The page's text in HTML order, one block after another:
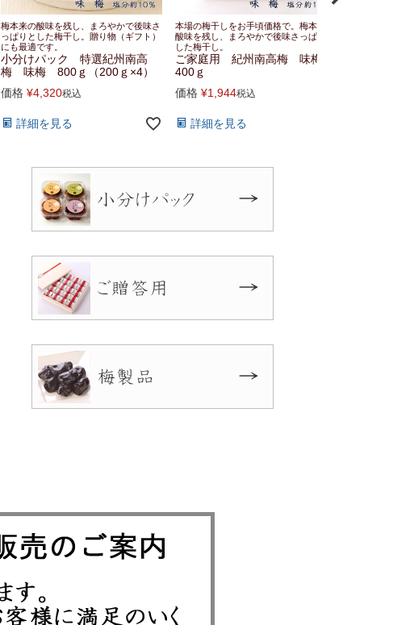
梅本来の酸味を残し、まろやかで後味さ
っぱりとした梅干し。贈り物（ギフト）
にも最適です。
小分けパック 特選紀州南高
梅 味梅 800ｇ（200ｇ×4）
価格 ¥4,320税込
詳細を見る
本場の梅干しをお手頃価格で。梅本来の
酸味を残し、まろやかで後味さっぱりと
した梅干し。
ご家庭用 紀州南高梅 味梅
400ｇ
価格 ¥1,944税込
詳細を見る